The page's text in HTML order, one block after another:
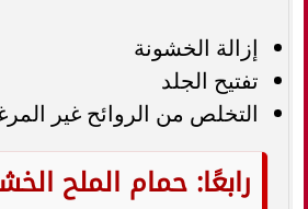
إزالة الخشونة
تفتيح الجلد
التخلص من الروائح غير
رابعًا: حمام الملح